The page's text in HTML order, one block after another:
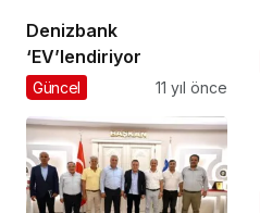
Denizbank
‘EV’lendiriyor
Güncel 11 yıl önce